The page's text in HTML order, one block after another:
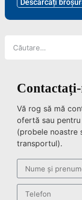
Descărcați
Vă rog să mă
ofertă sau
(probele noastre
transportul).